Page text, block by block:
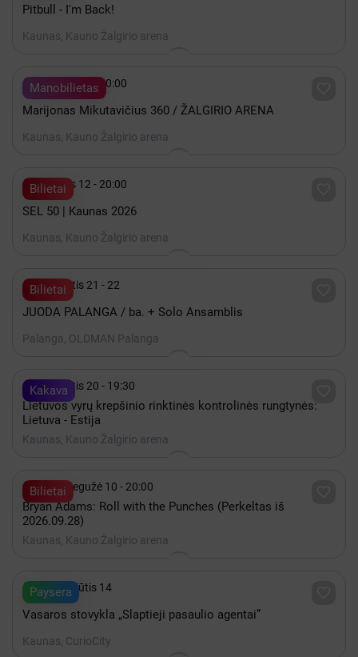
Pitbull - I'm Back!
Kaunas, Kauno Žalgirio arena
Manobilietas
 Gruodis 19 - 20:00
Marijonas Mikutavičius 360 / ŽALGIRIO ARENA
Kaunas, Kauno Žalgirio arena
Bilietai
 Gruodis 12 - 20:00
SEL 50 | Kaunas 2026
Kaunas, Kauno Žalgirio arena
Bilietai
 Rugpjūtis 21 - 22
JUODA PALANGA / ba. + Solo Ansamblis
Palanga, OLDMAN Palanga
Kakava
 Rugpjūtis 20 - 19:30
Lietuvos vyrų krepšinio rinktinės kontrolinės rungtynės:
Lietuva - Estija
Kaunas, Kauno Žalgirio arena
Bilietai
 2027 Gegužė 10 - 20:00
Bryan Adams: Roll with the Punches (Perkeltas iš
2026.09.28)
Kaunas, Kauno Žalgirio arena
Paysera
 iki Rugpjūtis 14
Vasaros stovykla „Slaptieji pasaulio agentai”
Kaunas, CurioCity